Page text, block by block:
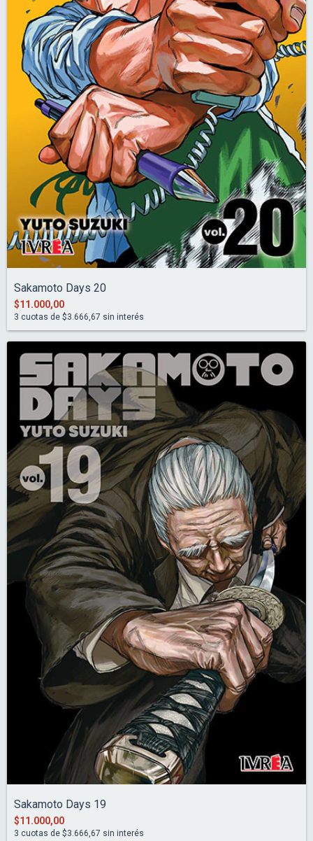
Sakamoto Days 20
$11.000,00
3 cuotas de $3.666,67 sin interés
Sakamoto Days 19
$11.000,00
3 cuotas de $3.666,67 sin interés